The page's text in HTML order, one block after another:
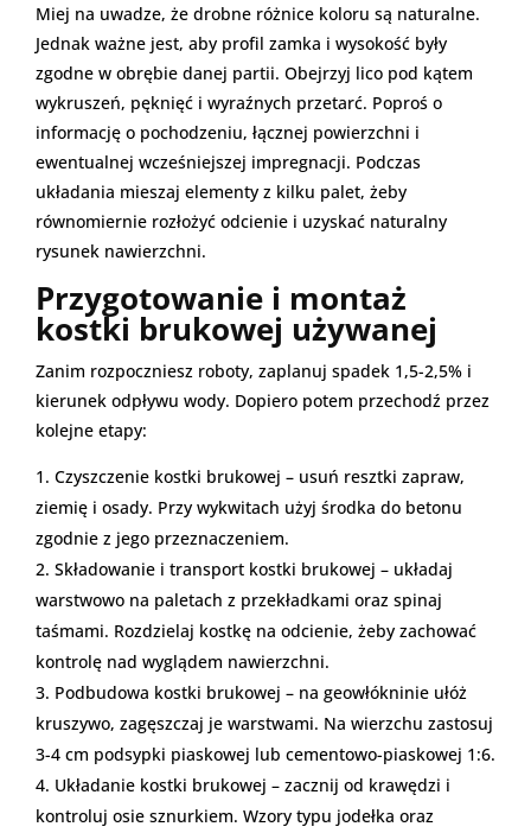
Miej na uwadze, że drobne różnice koloru są naturalne.
Jednak ważne jest, aby profil zamka i wysokość były
zgodne w obrębie danej partii. Obejrzyj lico pod kątem
wykruszeń, pęknięć i wyraźnych przetarć. Poproś o
informację o pochodzeniu, łącznej powierzchni i
ewentualnej wcześniejszej impregnacji. Podczas
układania mieszaj elementy z kilku palet, żeby
równomiernie rozłożyć odcienie i uzyskać naturalny
rysunek nawierzchni.
​Przygotowanie i montaż
kostki brukowej używanej
Zanim rozpoczniesz roboty, zaplanuj spadek 1,5-2,5% i
kierunek odpływu wody. Dopiero potem przechodź przez
kolejne etapy:
Czyszczenie kostki brukowej – usuń resztki zapraw,
ziemię i osady. Przy wykwitach użyj środka do betonu
zgodnie z jego przeznaczeniem.
Składowanie i transport kostki brukowej – układaj
warstwowo na paletach z przekładkami oraz spinaj
taśmami. Rozdzielaj kostkę na odcienie, żeby zachować
kontrolę nad wyglądem nawierzchni.
Podbudowa kostki brukowej – na geowłókninie ułóż
kruszywo, zagęszczaj je warstwami. Na wierzchu zastosuj
3-4 cm podsypki piaskowej lub cementowo-piaskowej 1:6.
Układanie kostki brukowej – zacznij od krawędzi i
kontroluj osie sznurkiem. Wzory typu jodełka oraz